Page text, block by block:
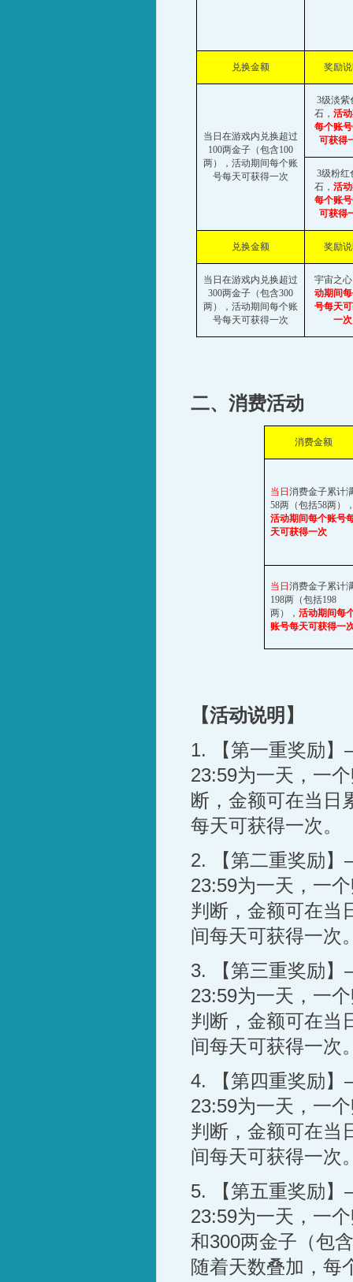
兑换金额 奖励
当日在游戏内兑换超过
100两金子（包含100
两），活动期间每个账
号每天可获得一次
3级淡紫
石 ，活
每个账
可获得
3级粉红
石 ，活
每个账
可获得
兑换金额 奖励
当日在游戏内兑换超过
300两金子（包含300
两），活动期间每个账
号每天可获得一次
宇宙之心
动期间
号每天
一次
二、消费活动
消费金额
当日消费金子累计
58两（包括58两）
活动期间每个账号
天可获得一次
当日消费金子累计
198两（包括198
两），活动期间每
账号每天可获得一
【活动说明】
1.
【第一重奖励】
23:59为一天，一
断，金额可在当日
每天可获得一次。
2.
【第二重奖励】
23:59为一天，一
判断，金额可在当
间每天可获得一次
3.
【第三重奖励】
23:59为一天，一
判断，金额可在当
间每天可获得一次
4.
【第四重奖励】
23:59为一天，一
判断，金额可在当
间每天可获得一次
5.
【第五重奖励】
23:59为一天，一
和300两金子（包含
随着天数叠加，每